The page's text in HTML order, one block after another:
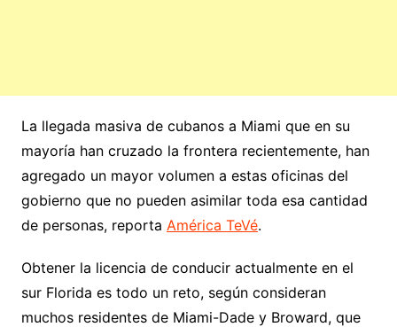
La llegada masiva de cubanos a Miami que en su
mayoría han cruzado la frontera recientemente, han
agregado un mayor volumen a estas oficinas del
gobierno que no pueden asimilar toda esa cantidad
de personas, reporta América TeVé.
Obtener la licencia de conducir actualmente en el
sur Florida es todo un reto, según consideran
muchos residentes de Miami-Dade y Broward, que